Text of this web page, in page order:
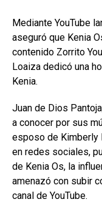
Mediante YouTube
aseguró que Kenia
contenido Zorrito
Loaiza dedicó una
Kenia.
Juan de Dios
a conocer por sus
esposo de Kimberly
en redes sociales,
de Kenia Os, la
amenazó con subir
canal de YouTube.